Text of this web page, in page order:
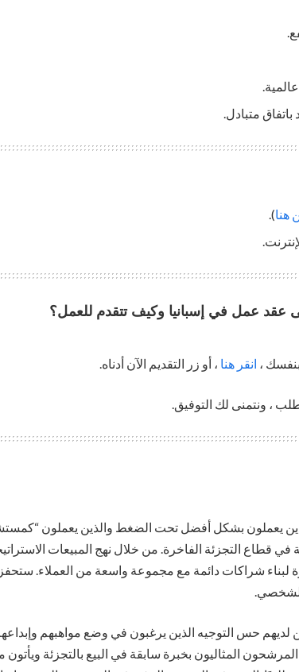
باتفاق متبادل.
هنا).
عقد عمل في إسبانيا وكيف تتقدم للعمل؟
، انقر هنا ، أو زر التقديم الآن أدناه.
، ونتمنى لك التوفيق.
يعملون بشكل أفضل تحت الضغط والذين يعملون
في قطاع التجزئة الفاخرة. من خلال نهج المبيعات
لبناء شراكات دائمة مع مجموعة واسعة من العملاء.
لديهم حس التوجيه الذين يرغبون في وضع مواهبهم
المرشحون المثاليون بخبرة سابقة في البيع بالتجزئة